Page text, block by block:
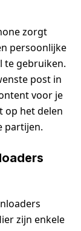
zorgt
persoonlijke
te gebruiken.
post in
voor je
op het delen
partijen.
zijn enkele